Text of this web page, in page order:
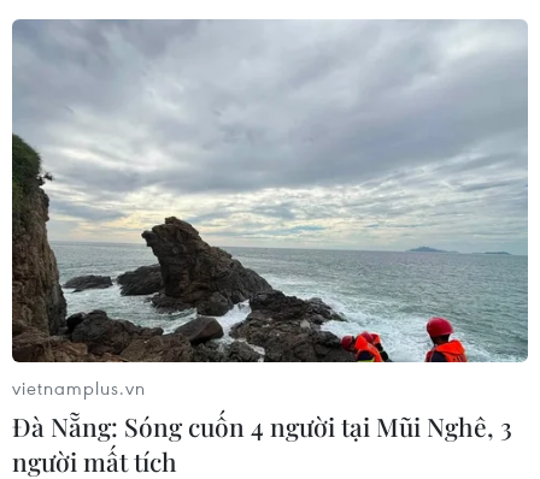
vietnamplus.vn
Đà Nẵng: Sóng cuốn 4 người tại Mũi Nghê, 3
người mất tích